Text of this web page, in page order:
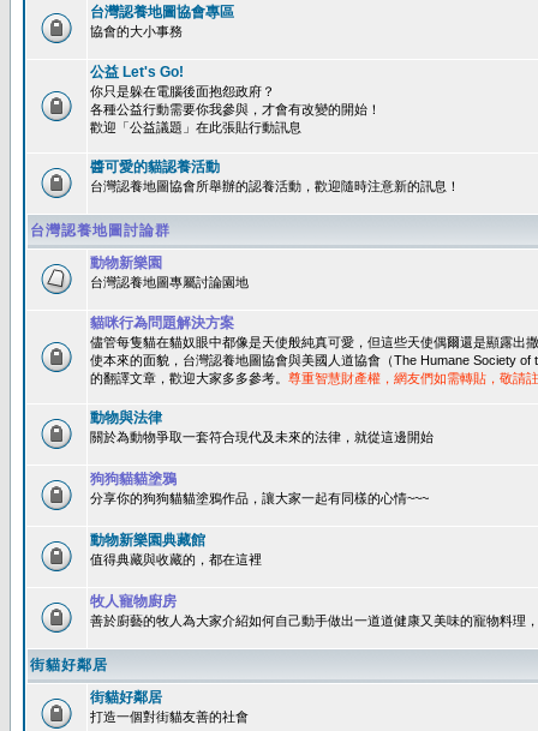
台灣認養地圖協會專區
協會的大小事務
公益 Let's Go!
你只是躲在電腦後面抱怨政府？
各種公益行動需要你我參與，才會有改變的開始！
歡迎「公益議題」在此張貼行動訊息
醬可愛的貓認養活動
台灣認養地圖協會所舉辦的認養活動，歡迎隨時注意新的訊息！
台灣認養地圖討論群
動物新樂園
台灣認養地圖專屬討論園地
貓咪行為問題解決方案
儘管每隻貓在貓奴眼中都像是天使般純真可愛，但這些天使偶爾還是顯露出
使本來的面貌，台灣認養地圖協會與美國人道協會（The Humane Society
的翻譯文章，歡迎大家多多參考。 尊重智慧財產權，網友們如需轉貼，敬請
動物與法律
關於為動物爭取一套符合現代及未來的法律，就從這邊開始
狗狗貓貓塗鴉
分享你的狗狗貓貓塗鴉作品，讓大家一起有同樣的心情~~~
動物新樂園典藏館
值得典藏與收藏的，都在這裡
牧人寵物廚房
善於廚藝的牧人為大家介紹如何自己動手做出一道道健康又美味的寵物料理
街貓好鄰居
街貓好鄰居
打造一個對街貓友善的社會